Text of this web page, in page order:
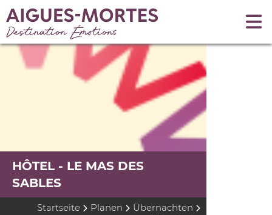
HÔTEL - LE MAS DES
SABLES
Startseite Planen
Übernachten